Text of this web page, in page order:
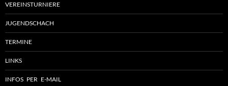
VEREINSTURNIERE
JUGENDSCHACH
TERMINE
LINKS
INFOS PER E-MAIL